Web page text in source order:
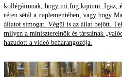
kollégáimnak, hogy mi fog kijönni. Igaz,
réten sétál a naplementében, vagy hogy
állatot simogat. Végül is az állat bejött.
milyen a miniszterelnök és társainak
hazudott a videó beharangozója.